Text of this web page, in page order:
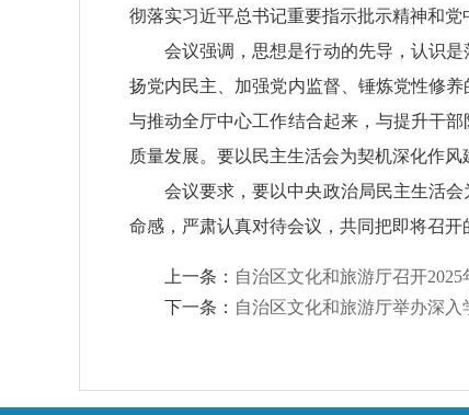
彻落实习近平总书记重要指示批示精神和
会议强调，思想是行动的先导，认识
扬党内民主、加强党内监督、锤炼党性修
与推动全厅中心工作结合起来，与提升干
质量发展。要以民主生活会为契机深化作
会议要求，要以中央政治局民主生活
命感，严肃认真对待会议，共同把即将召
上一条： 自治区文化和旅游厅召开
下一条： 自治区文化和旅游厅举办深